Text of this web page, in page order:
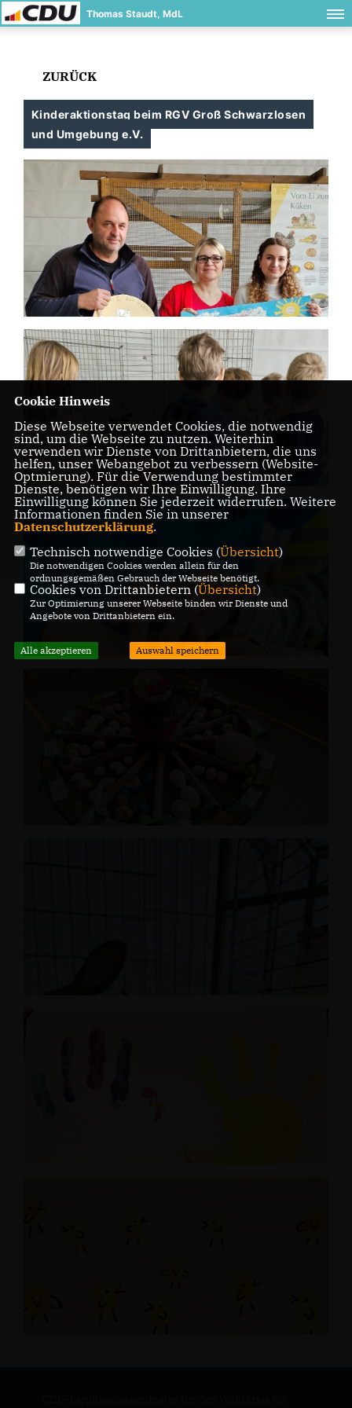
Thomas Staudt, MdL
ZURÜCK
Kinderaktionstag beim RGV Groß Schwarzlosen
und Umgebung e.V.
Cookie Hinweis
Diese Webseite verwendet Cookies, die notwendig
sind, um die Webseite zu nutzen. Weiterhin
verwenden wir Dienste von Drittanbietern, die uns
helfen, unser Webangebot zu verbessern (Website-
Optmierung). Für die Verwendung bestimmter
Dienste, benötigen wir Ihre Einwilligung. Ihre
Einwilligung können Sie jederzeit widerrufen. Weitere
Informationen finden Sie in unserer
Datenschutzerklärung.
Technisch notwendige Cookies (Übersicht)
Die notwendigen Cookies werden allein für den
ordnungsgemäßen Gebrauch der Webseite benötigt.
Cookies von Drittanbietern (Übersicht)
Zur Optimierung unserer Webseite binden wir Dienste und
Angebote von Drittanbietern ein.
Alle akzeptieren Auswahl speichern